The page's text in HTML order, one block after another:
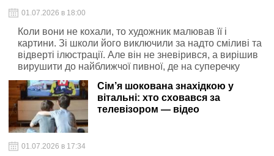
01.07.2026 в 18:00
Коли вони не кохали, то художник малював її і
картини. Зі школи його виключили за надто сміливі та
відверті ілюстрації. Але він не зневірився, а вирішив
вирушити до найближчої пивної, де на суперечку
випив найбільше пива.
Сім’я шокована знахідкою у
вітальні: хто сховався за
телевізором — відео
01.07.2026 в 17:34